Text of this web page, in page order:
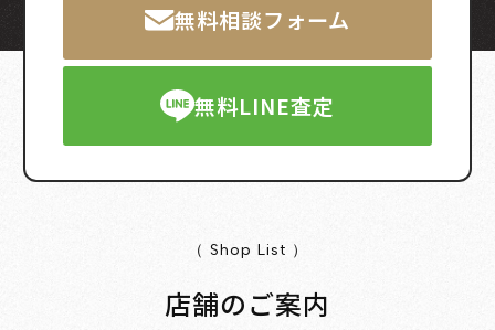
無料相談フォーム
無料LINE査定
（ Shop List ）
店舗のご案内